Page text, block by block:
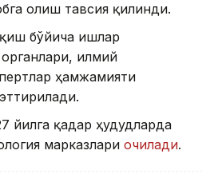
олиш тавсия қилинди.
бўйича ишлар
илмий
ҳамжамияти
йилга қадар ҳудудларда
марказлари очилади.